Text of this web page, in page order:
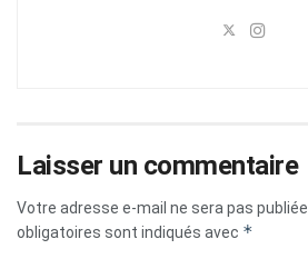
Laisser un commentaire
Votre adresse e-mail ne sera pas publiée.
obligatoires sont indiqués avec *